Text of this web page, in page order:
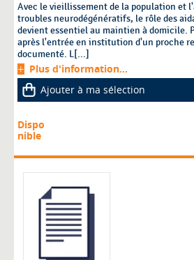
Avec le vieillissement de la population et
troubles neurodégénératifs, le rôle des
devient essentiel au maintien à domicile.
après l'entrée en institution d'un proche
documenté. L[...]
Plus d'information...
Ajouter à ma sélection
Dispo
nible